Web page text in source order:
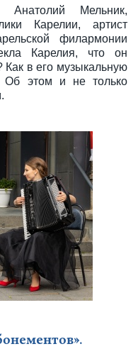
Мельник,
Карелии, артист
филармонии
Карелия, что он
Как в его музыкальную
Об этом и не только